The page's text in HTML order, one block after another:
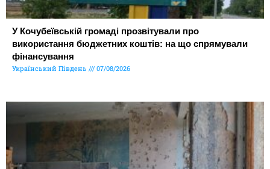
У Кочубеївській громаді прозвітували про
використання бюджетних коштів: на що спрямували
фінансування
Український Південь 07/08/2026